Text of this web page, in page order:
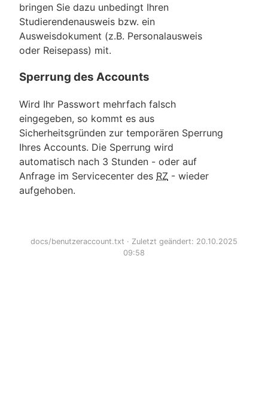
bringen Sie dazu unbedingt Ihren
Studierendenausweis bzw. ein
Ausweisdokument (z.B. Personalausweis
oder Reisepass) mit.
Sperrung des Accounts
Wird Ihr Passwort mehrfach falsch
eingegeben, so kommt es aus
Sicherheitsgründen zur temporären Sperrung
Ihres Accounts. Die Sperrung wird
automatisch nach 3 Stunden - oder auf
Anfrage im Servicecenter des RZ - wieder
aufgehoben.
docs/benutzeraccount.txt · Zuletzt geändert: 20.10.2025
09:58